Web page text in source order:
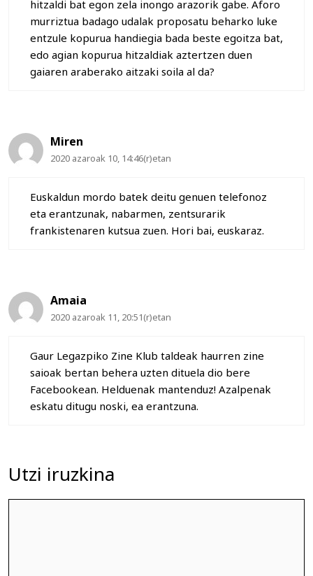
hitzaldi bat egon zela inongo arazorik gabe. Aforo
murriztua badago udalak proposatu beharko luke
entzule kopurua handiegia bada beste egoitza bat,
edo agian kopurua hitzaldiak aztertzen duen
gaiaren araberako aitzaki soila al da?
Miren
2020 azaroak 10, 14:46(r)etan
Euskaldun mordo batek deitu genuen telefonoz
eta erantzunak, nabarmen, zentsurarik
frankistenaren kutsua zuen. Hori bai, euskaraz.
Amaia
2020 azaroak 11, 20:51(r)etan
Gaur Legazpiko Zine Klub taldeak haurren zine
saioak bertan behera uzten dituela dio bere
Facebookean. Helduenak mantenduz! Azalpenak
eskatu ditugu noski, ea erantzuna.
Utzi iruzkina